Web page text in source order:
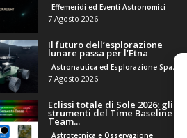
Effemeridi ed Eventi Astronomici
7 Agosto 2026
Il futuro dell’esplorazione
lunare passa per l’Etna
7 Agosto 2026
Eclissi totale di Sole 2026: gli
strumenti del Time Baseline
Team...
Astrotecnica e Osservazione